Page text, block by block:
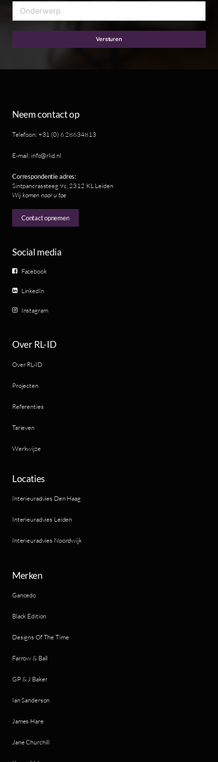
Versturen
Neem contact op
Telefoon: +31 (0) 6 28634813
E-mail: info@rlid.nl
Correspondentie adres:
Sintpancrassteeg 9c, 2312 KL Leiden
Wij komen naar u toe
Contact opnemen
Social media
Facebook
LinkedIn
Instagram
Over RL-ID
Over RL-ID
Projecten
Referenties
Tarieven
Werkwijze
Locaties
Interieuradvies Den Haag
Interieuradvies Leiden
Interieuradvies Noordwijk
Merken
Gancedo
Black Edition
Designs Of The Time
Farrow & Ball
GP & J Baker
Ian Sanderson
James Hare
Jane Churchill